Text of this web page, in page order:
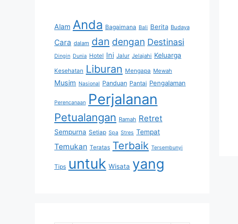
Alam Anda Bagaimana Bali Berita Budaya
Cara dalam dan dengan Destinasi
Dingin Dunia Hotel Ini Jalur Jelajahi Keluarga
Kesehatan Liburan Mengapa Mewah
Musim Nasional Panduan Pantai Pengalaman
Perencanaan Perjalanan
Petualangan Ramah Retret
Sempurna Setiap Spa Stres Tempat
Temukan Teratas Terbaik Tersembunyi
Tips untuk Wisata yang